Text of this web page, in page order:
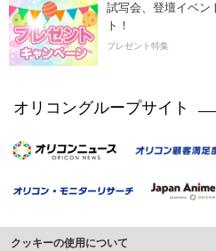
試写会、登壇イベン
ト！
プレゼント特集
オリコングループサイト
クッキーの使用について